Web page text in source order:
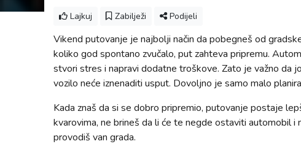
Lajkuj Zabilježi Podijeli
Vikend putovanje je najbolji način da pobegneš od
koliko god spontano zvučalo, put zahteva pripremu.
stvori stres i napravi dodatne troškove. Zato je važno da
vozilo neće iznenaditi usput. Dovoljno je samo malo
Kada znaš da si se dobro pripremio, putovanje postaje
kvarovima, ne brineš da li će te negde ostaviti automobil
provodiš van grada.